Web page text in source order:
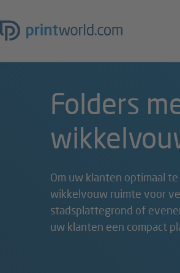
Folders
Om uw klanten optimaal
wikkelvouw ruimte voor
stadsplattegrond of
uw klanten een compact